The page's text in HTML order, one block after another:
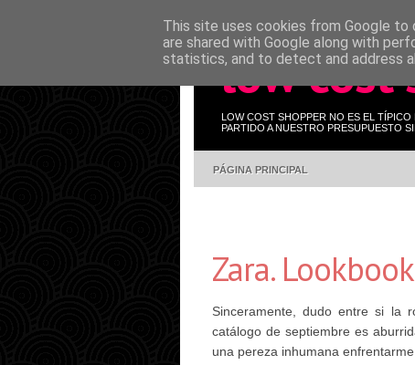
low cost
LOW COST SHOPPER NO ES EL
PARTIDO A NUESTRO PRESUPUESTO
PÁGINA PRINCIPAL
Zara.
Sinceramente, dudo entre si la
catálogo de septiembre es
una pereza inhumana
This site uses cookies from Google to
are shared with Google along with
statistics, and to detect and address